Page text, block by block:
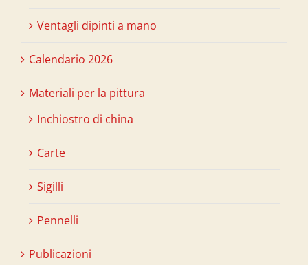
Ventagli dipinti a mano
Calendario 2026
Materiali per la pittura
Inchiostro di china
Carte
Sigilli
Pennelli
Publicazioni